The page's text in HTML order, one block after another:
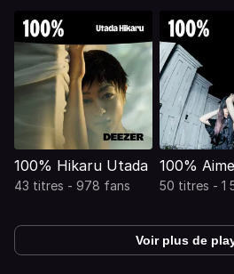
100% Hikaru Utada
43 titres - 978 fans
100%
50 titres - 1
Voir plus de